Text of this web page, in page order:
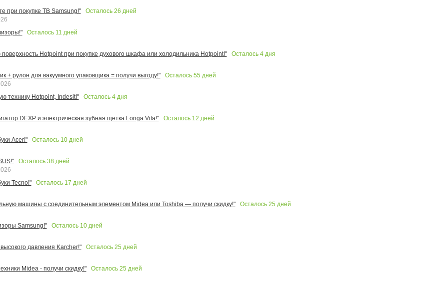
при покупке ТВ Samsung!" Осталось 26 дней
Осталось 11 дней
Hotpoint при покупке духового шкафа или холодильника Hotpoint!" Осталось 4дня
+ рулон для вакуумного упаковщика = получи выгоду!" Осталось 55 дней
технику Hotpoint, Indesit!"
Осталось 4дня
DEXP и электрическая зубная щетка Longa Vita!" Осталось 12 дней
Acer!" Осталось 10дней
Осталось 38дней
Tecno!"
Осталось 17 дней
машины с соединительным элементом Midea или Toshiba — получи скидку!" Осталось 25 дней
Samsung!" Осталось 10дней
давления Karcher!" Осталось 25 дней
Midea - получи скидку!" Осталось 25 дней